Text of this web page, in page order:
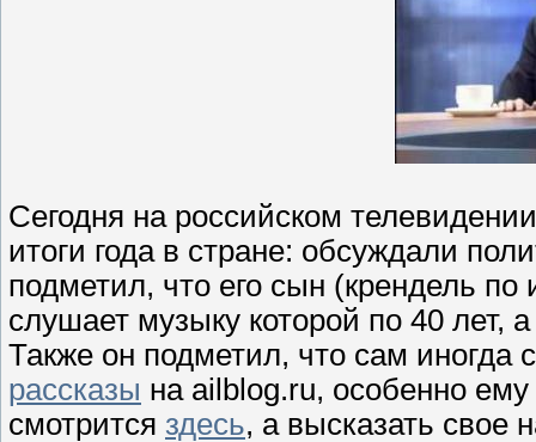
Сегодня на российском
итоги года в стране: обсуждали
подметил, что его сын (крендель
слушает музыку которой по 40 лет,
Также он подметил, что сам иногда
рассказы на ailblog.ru, особенно
смотрится здесь, а высказать